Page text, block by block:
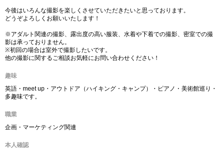
今後はいろんな撮影を楽しくさせていただきたいと思っております。
どうぞよろしくお願いいたします！
※アダルト関連の撮影、露出度の高い服装、水着や下着での撮影、密室での撮
影は承っておりません。
※初回の場合は室外で撮影したいです。
他の撮影に関するご相談お気軽にお問い合わせください！
趣味
英語・meet up・アウトドア（ハイキング・キャンプ）・ピアノ・美術館巡り・
多趣味です。
職業
企画・マーケティング関連
本人確認